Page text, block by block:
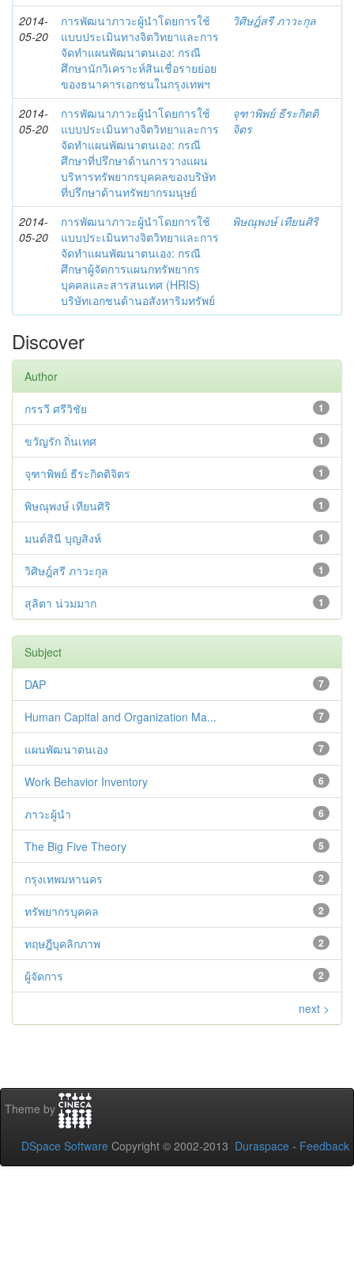
2014-
05-20
การพัฒนาภาวะผู้นำโดยการใช้
แบบประเมินทางจิตวิทยาและการ
จัดทำแผนพัฒนาตนเอง: กรณี
ศึกษานักวิเคราะห์สินเชื่อรายย่อย
ของธนาคารเอกชนในกรุงเทพฯ
วิศิษฎ์สรี ภาวะกุล
2014-
05-20
การพัฒนาภาวะผู้นำโดยการใช้
แบบประเมินทางจิตวิทยาและการ
จัดทำแผนพัฒนาตนเอง: กรณี
ศึกษาที่ปรึกษาด้านการวางแผน
บริหารทรัพยากรบุคคลของบริษัท
ที่ปรึกษาด้านทรัพยากรมนุษย์
จุฑาพิพย์ ธีระกิตติ
จิตร
2014-
05-20
การพัฒนาภาวะผู้นำโดยการใช้
แบบประเมินทางจิตวิทยาและการ
จัดทำแผนพัฒนาตนเอง: กรณี
ศึกษาผู้จัดการแผนกทรัพยากร
บุคคลและสารสนเทศ (HRIS)
บริษัทเอกชนด้านอสังหาริมทรัพย์
พิษณุพงษ์ เทียนศิริ
Discover
Author
1
กรรวี ศรีวิชัย
1
ขวัญรัก ถิ่นเทศ
1
จุฑาพิพย์ ธีระกิตติจิตร
1
พิษณุพงษ์ เทียนศิริ
1
มนต์สินี บุญสิงห์
1
วิศิษฎ์สรี ภาวะกุล
1
สุลิตา น่วมมาก
Subject
7
DAP
7
Human Capital and Organization Ma...
7
แผนพัฒนาตนเอง
6
Work Behavior Inventory
6
ภาวะผู้นำ
5
The Big Five Theory
2
กรุงเทพมหานคร
2
ทรัพยากรบุคคล
2
ทฤษฎีบุคลิกภาพ
2
ผู้จัดการ
next >
Theme by
DSpace Software Copyright © 2002-2013 Duraspace - Feedback